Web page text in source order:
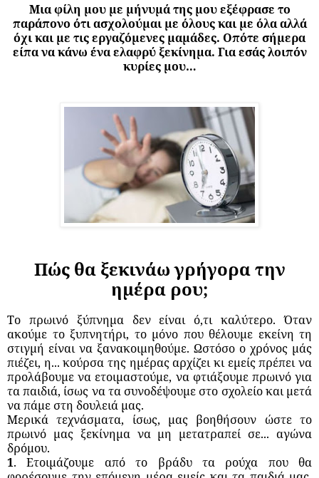
Μια φίλη μου με μήνυμά της μου εξέφρασε το
παράπονο ότι ασχολούμαι με όλους και με όλα αλλά
όχι και με τις εργαζόμενες μαμάδες. Οπότε σήμερα
είπα να κάνω ένα ελαφρύ ξεκίνημα. Για εσάς λοιπόν
κυρίες μου…
Πώς θα ξεκινάω γρήγορα την
ημέρα ρου;
Το πρωινό ξύπνημα δεν είναι ό,τι καλύτερο. Όταν
ακούμε το ξυπνητήρι, το μόνο που θέλουμε εκείνη τη
στιγμή είναι να ξανακοιμηθούμε. Ωστόσο ο χρόνος μάς
πιέζει, η... κούρσα της ημέρας αρχίζει κι εμείς πρέπει να
προλάβουμε να ετοιμαστούμε, να φτιάξουμε πρωινό για
τα παιδιά, ίσως να τα συνοδέψουμε στο σχολείο και μετά
να πάμε στη δουλειά μας.
Μερικά τεχνάσματα, ίσως, μας βοηθήσουν ώστε το
πρωινό μας ξεκίνημα να μη μετατραπεί σε... αγώνα
δρόμου.
1. Ετοιμάζουμε από το βράδυ τα ρούχα που θα